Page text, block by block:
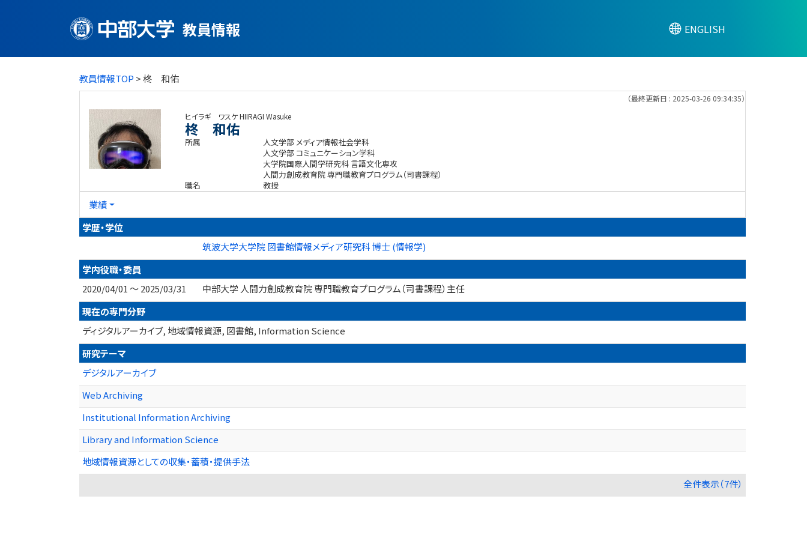
教員情報 ENGLISH
教員情報TOP > 柊 和佑
（最終更新日 : 2025-03-26 09:34:35）
ヒイラギ ワスケHIIRAGI Wasuke
柊 和佑
所属
人文学部 メディア情報社会学科
人文学部 コミュニケーション学科
大学院国際人間学研究科 言語文化専攻
人間力創成教育院 専門職教育プログラム（司書課程）
職名
教授
業績
学歴・学位
筑波大学大学院 図書館情報メディア研究科 博士 (情報学)
学内役職・委員
2020/04/01 ～ 2025/03/31
中部大学 人間力創成教育院 専門職教育プログラム（司書課程）主任
現在の専門分野
ディジタルアーカイブ, 地域情報資源, 図書館, Information Science
研究テーマ
デジタルアーカイブ
Web Archiving
Institutional Information Archiving
Library and Information Science
地域情報資源としての収集・蓄積・提供手法
全件表示（7件）